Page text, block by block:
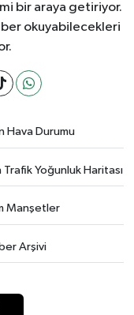
bir araya getiriyor.
okuyabilecekleri
Hava Durumu
Trafik Yoğunluk Haritası
Manşetler
Arşivi